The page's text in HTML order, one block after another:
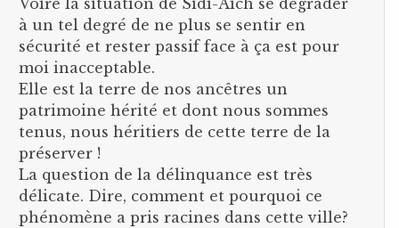
à un tel degré de ne plus se sentir en
sécurité et rester passif face à ça est pour
moi inacceptable.
Elle est la terre de nos ancêtres un
patrimoine hérité et dont nous sommes
tenus, nous héritiers de cette terre de la
préserver !
La question de la délinquance est très
délicate. Dire, comment et pourquoi ce
phénomène a pris racines dans cette ville?